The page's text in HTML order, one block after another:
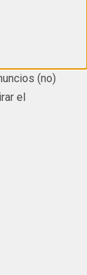
(no)
el